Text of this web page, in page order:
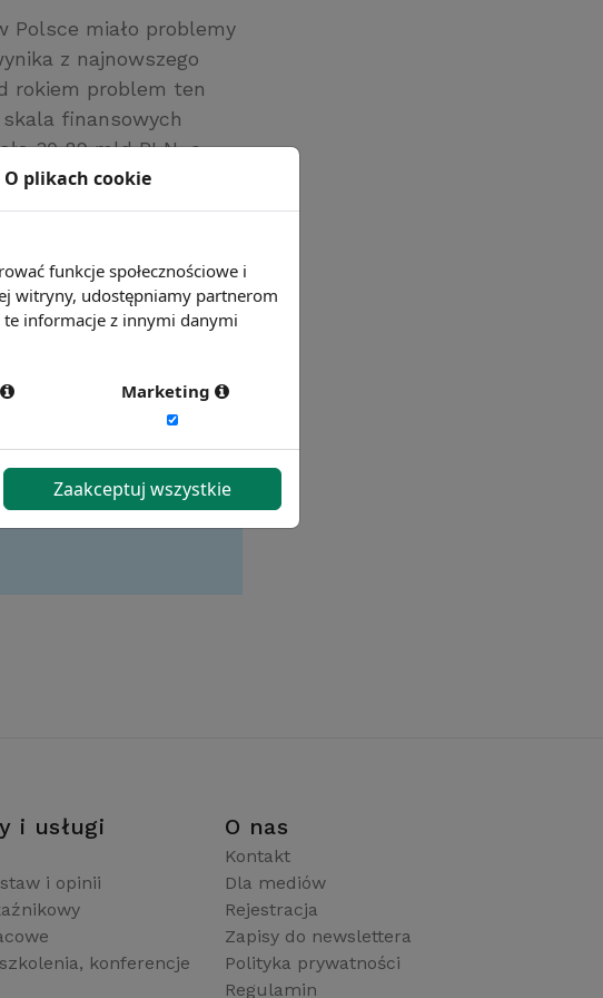
Polsce miało problemy
z najnowszego
rokiem problem ten
finansowych
30,89 mld PLN, o
poprzedniego.
i usługi
i opinii
konferencje
O nas
Kontakt
Dla mediów
Rejestracja
Zapisy do newslettera
Polityka prywatności
Regulamin
O plikach cookie
funkcje społecznościowe i
witryny, udostępniamy partnerom
te informacje z innymi danymi
Marketing
Zaakceptuj wszystkie